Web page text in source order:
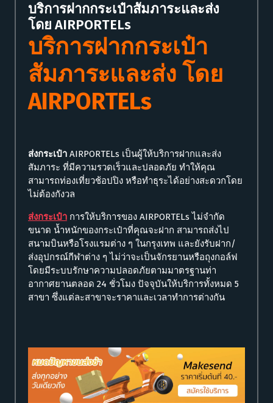
บริการฝากกระเป๋าสัมภาระและส่ง
โดย AIRPORTELs
บริการฝากกระเป๋า
สัมภาระและส่ง โดย
AIRPORTELs
ส่งกระเป๋า AIRPORTELs เป็นผู้ให้บริการฝากและส่ง
สัมภาระ ที่มีความรวดเร็วและปลอดภัย ทำให้คุณ
สามารถท่องเที่ยวช้อปปิง หรือทำธุระได้อย่างสะดวกโดย
ไม่ต้องกังวล
ส่งกระเป๋า การให้บริการของ AIRPORTELs ไม่จำกัด
ขนาด น้ำหนักของกระเป๋าที่คุณจะฝาก สามารถส่งไป
สนามบินหรือโรงแรมต่าง ๆ ในกรุงเทพ และยังรับฝาก/
ส่งอุปกรณ์กีฬาต่าง ๆ ไม่ว่าจะเป็นจักรยานหรือถุงกอล์ฟ
โดยมีระบบรักษาความปลอดภัยตามมาตรฐานท่า
อากาศยานตลอด 24 ชั่วโมง ปัจจุบันให้บริการทั้งหมด 5
สาขา ซึ่งแต่ละสาขาจะราคาและเวลาทำการต่างกัน